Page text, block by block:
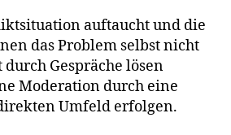
auftaucht und die
das Problem selbst nicht
Gespräche lösen
Moderation durch eine
Umfeld erfolgen.